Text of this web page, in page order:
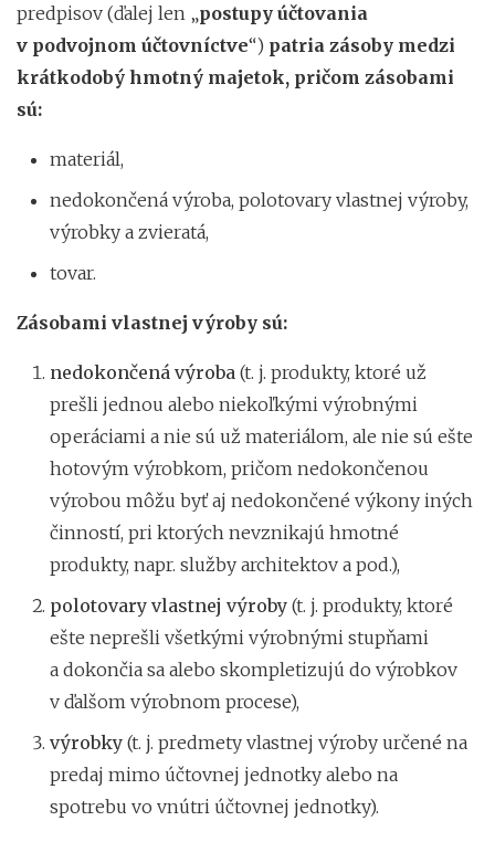
predpisov (ďalej len „postupy účtovania
v podvojnom účtovníctve“) patria zásoby medzi
krátkodobý hmotný majetok, pričom zásobami
sú:
materiál,
nedokončená výroba, polotovary vlastnej výroby,
výrobky a zvieratá,
tovar.
Zásobami vlastnej výroby sú:
nedokončená výroba (t. j. produkty, ktoré už
prešli jednou alebo niekoľkými výrobnými
operáciami a nie sú už materiálom, ale nie sú ešte
hotovým výrobkom, pričom nedokončenou
výrobou môžu byť aj nedokončené výkony iných
činností, pri ktorých nevznikajú hmotné
produkty, napr. služby architektov a pod.),
polotovary vlastnej výroby (t. j. produkty, ktoré
ešte neprešli všetkými výrobnými stupňami
a dokončia sa alebo skompletizujú do výrobkov
v ďalšom výrobnom procese),
výrobky (t. j. predmety vlastnej výroby určené na
predaj mimo účtovnej jednotky alebo na
spotrebu vo vnútri účtovnej jednotky).